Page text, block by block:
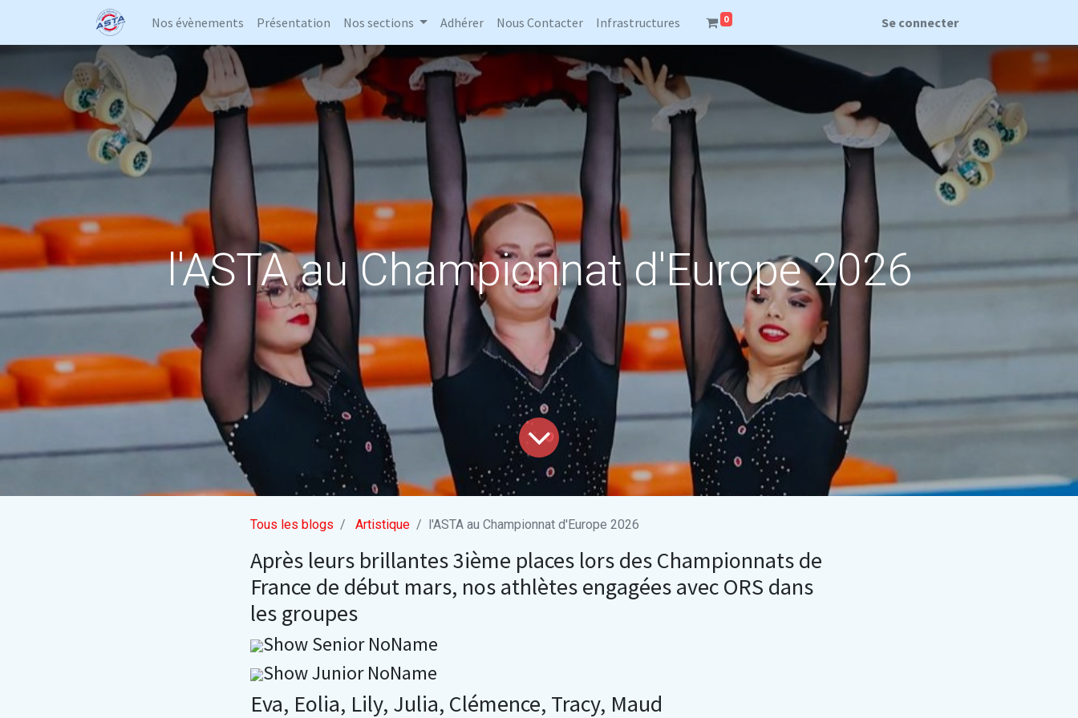
Nos évènements Présentation Nos sections Adhérer Nous Contacter Infrastructures 0 Se connecter
l'ASTA au Championnat d'Europe 2026
Tous les blogs Artistique l'ASTA au Championnat d'Europe 2026
Après leurs brillantes 3ième places lors des Championnats de
France de début mars, nos athlètes engagées avec ORS dans
les groupes
Show Senior NoName
Show Junior NoName
Eva, Eolia, Lily, Julia, Clémence, Tracy, Maud